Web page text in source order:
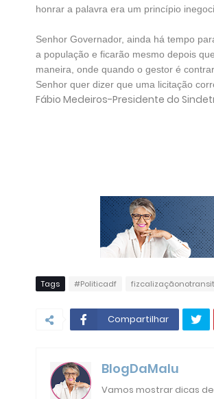
honrar a palavra era um princípio
Senhor Governador, ainda há tempo
a população e ficarão mesmo depois
maneira, onde quando o gestor é
Senhor quer dizer que uma licitação
Fábio Medeiros-Presidente do
Tags #Politicadf
Compartilhar
BlogDaMalu
Vamos mostrar dicas